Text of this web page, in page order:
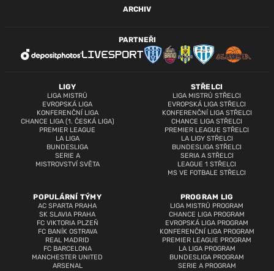
ARCHIV
LIGY
LIGA MISTRŮ
EVROPSKÁ LIGA
KONFERENČNÍ LIGA
CHANCE LIGA (1. ČESKÁ LIGA)
PREMIER LEAGUE
LA LIGA
BUNDESLIGA
SERIE A
MISTROVSTVÍ SVĚTA
STŘELCI
LIGA MISTRŮ STŘELCI
EVROPSKÁ LIGA STŘELCI
KONFERENČNÍ LIGA STŘELCI
CHANCE LIGA STŘELCI
PREMIER LEAGUE STŘELCI
LA LIGY STŘELCI
BUNDESLIGA STŘELCI
SERIA A STŘELCI
LEAGUE 1 STŘELCI
MS VE FOTBALE STŘELCI
POPULÁRNÍ TÝMY
AC SPARTA PRAHA
SK SLAVIA PRAHA
FC VIKTORIA PLZEŇ
FC BANÍK OSTRAVA
REAL MADRID
FC BARCELONA
MANCHESTER UNITED
ARSENAL
PROGRAM LIG
LIGA MISTRŮ PROGRAM
CHANCE LIGA PROGRAM
EVROPSKÁ LIGA PROGRAM
KONFERENČNÍ LIGA PROGRAM
PREMIER LEAGUE PROGRAM
LA LIGA PROGRAM
BUNDESLIGA PROGRAM
SERIE A PROGRAM
PARTNEŘI